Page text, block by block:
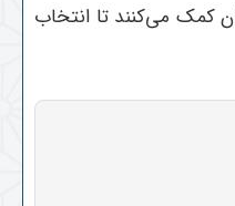
کمک می‌کنند تا انتخاب